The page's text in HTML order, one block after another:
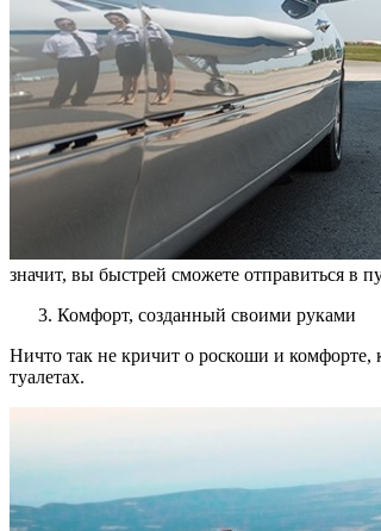
значит, вы быстрей сможете отправиться в
Комфорт, созданный своими руками
Ничто так не кричит о роскоши и комфорте,
туалетах.